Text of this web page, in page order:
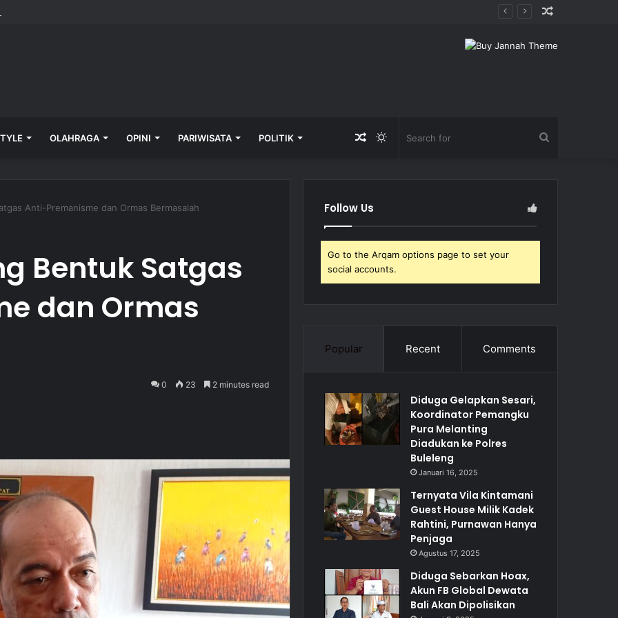
Keluarga Korban Pengeroyokan, Lapor ke Polres Tabanan
OLAHRAGA OPINI PARIWISATA POLITIK Switch
Random
Anti-Premanisme dan Ormas Bermasalah
Bentuk Satgas
dan Ormas
0 23 2 minutes read
Follow Us
Go to the Arqam options page to set your
social accounts.
Popular Recent Comments
Diduga Gelapkan Sesari,
Koordinator Pemangku
Pura Melanting
Diadukan ke Polres
Buleleng
Januari 16, 2025
Ternyata Vila Kintamani
Guest House Milik Kadek
Rahtini, Purnawan Hanya
Penjaga
Agustus 17, 2025
Diduga Sebarkan Hoax,
Akun FB Global Dewata
Bali Akan Dipolisikan